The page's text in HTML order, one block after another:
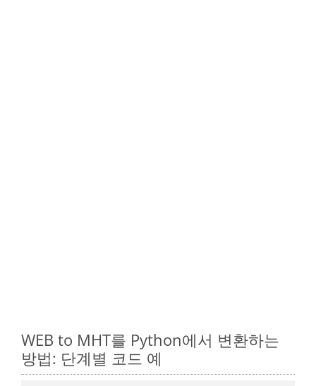
WEB to MHT를 Python에서 변환하는
방법: 단계별 코드 예